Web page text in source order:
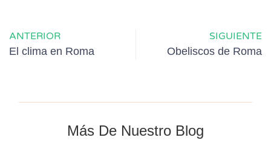
ANTERIOR
El clima en Roma
SIGUIENTE
Obeliscos de Roma
Más De Nuestro Blog